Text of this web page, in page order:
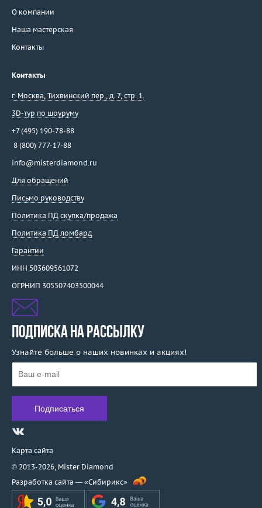
О компании
Наша мастерская
Контакты
Контакты
г. Москва Тихвинский пер., д. 7, стр. 1.
3D-тур по шоуруму
+7 (495) 190-78-88
8 (800) 777-17-88
info@misterdiamond.ru
Для обращений
Письмо руководству
Политика ПД скупка/продажа
Политика ПД ломбард
Гарантии
ИНН 503609561072
ОГРНИП 305507403500044
ПОДПИСКА НА РАССЫЛКУ
Узнайте больше о наших новинках и акциях!
Карта сайта
© 2013-2026, Mister Diamond
Разработка сайта — «Сибирикс»